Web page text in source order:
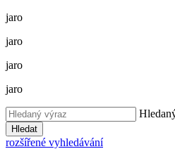
jaro
jaro
jaro
jaro
Hledat
rozšířené vyhledávání